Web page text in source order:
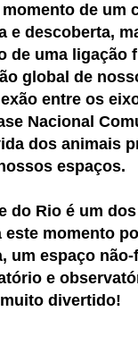
de um
e descoberta,
de uma ligação
global de
entre os
Nacional
dos animais
espaços.
do Rio é um
este momento
um espaço não-
e
muito divertido!